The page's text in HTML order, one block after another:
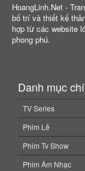
HoangLinh.Net -
bố trí và thiết kế
hợp từ các website
phong phú.
Danh mục
TV Series
Phim Lẻ
Phim Tv Show
Phim Âm Nhạc